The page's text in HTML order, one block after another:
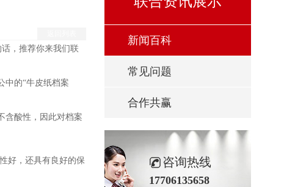
，推荐你来我们联
的“牛皮纸档案
含酸性，因此对档案
好，还具有良好的保
新闻百科
常见问题
合作共赢
咨询热线
17706135658